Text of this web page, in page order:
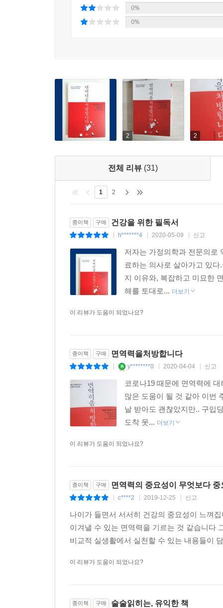
0%
0%
2 2
전체 리뷰 (31)
1 2
종이책 구매 건강을 위한 필독서
h*******4 2020-05-09 신고
저자는 가정의학과 전문의로
료하는 의사로 살아가고 있
지 이유와, 복잡하고 미묘한
해를 토대로... 더보기
이 리뷰가 도움이 되었나요?
종이책 구매 면역력을처방합니다
y********0 2020-04-04 신고
코로나19 때문에 면역력에
많은 도움이 될 것 같아 이번
날 받아도 괜찮았지만.. 구입
도착 못... 더보기
이 리뷰가 도움이 되었나요?
종이책 구매 면역력의 중요성이 무엇보다 중
c****2 2019-12-25 신고
나이가 들면서 서서히 건강의 중요성이 느껴
이겨낼 수 있는 면역력을 기르는 것 같습니다
비교적 실생활에서 실천할 수 있는 내용들이
이 리뷰가 도움이 되었나요?
종이책 구매 술술읽히는, 유익한 책